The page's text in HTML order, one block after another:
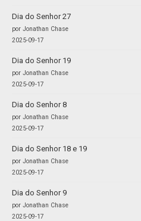
Dia do Senhor 27
por Jonathan Chase
2025-09-17
Dia do Senhor 19
por Jonathan Chase
2025-09-17
Dia do Senhor 8
por Jonathan Chase
2025-09-17
Dia do Senhor 18 e 19
por Jonathan Chase
2025-09-17
Dia do Senhor 9
por Jonathan Chase
2025-09-17